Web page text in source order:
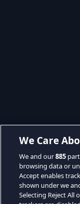
We Care
We and our885
browsing data or
Accept enables
shown under we
Selecting Reject